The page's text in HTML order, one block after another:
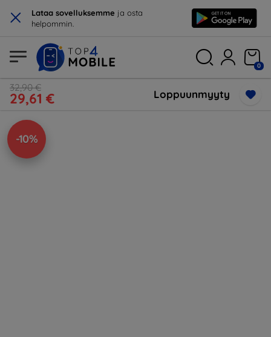
× Lataa sovelluksemme ja osta
helpommin.
0
32,90 €
29,61 € Loppuunmyyty
-10%